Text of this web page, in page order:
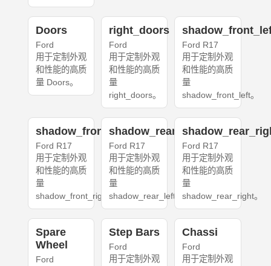
Doors
Ford
用于定制外观
和性能的高质
量 Doors。
right_doors
Ford
用于定制外观
和性能的高质
量
right_doors。
Ford R17
用于定制外观
和性能的高质
量
shadow_front_left。
shadow_front_right
Ford R17
用于定制外观
和性能的高质
量
shadow_front_right。
shadow_rear_left
Ford R17
用于定制外观
和性能的高质
量
shadow_rear_left。
Ford R17
用于定制外观
和性能的高质
量
shadow_rear_right。
Spare
Wheel
Ford
Step Bars
Ford
用于定制外观
Chassi
Ford
用于定制外观